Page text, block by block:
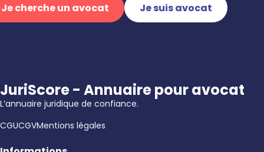
Je cherche un avocat
Je suis avocat
JuriScore - Annuaire pour avocat
L’annuaire juridique de confiance.
CGUCGVMentions légales